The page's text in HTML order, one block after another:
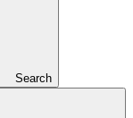
Search